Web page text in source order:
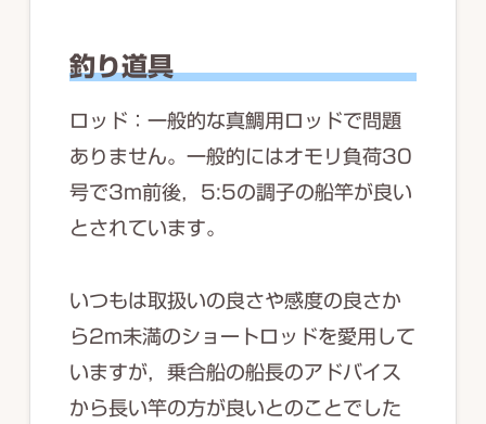
釣り道具
ロッド：一般的な真鯛用ロッドで問題
ありません。一般的にはオモリ負荷30
号で3m前後，5:5の調子の船竿が良い
とされています。
いつもは取扱いの良さや感度の良さか
ら2m未満のショートロッドを愛用して
いますが，乗合船の船長のアドバイス
から長い竿の方が良いとのことでした